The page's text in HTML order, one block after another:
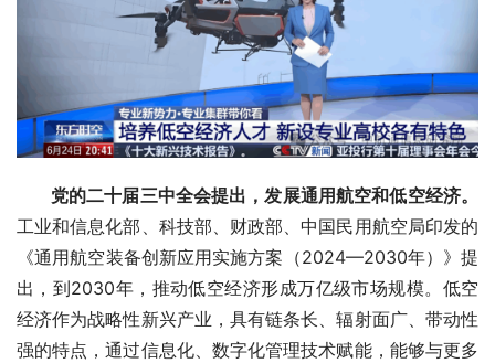
党的二十届三中全会提出，发展通用航空和低空经济。
工业和信息化部、科技部、财政部、中国民用航空局印发的
《通用航空装备创新应用实施方案（2024—2030年）》提
出，到2030年，推动低空经济形成万亿级市场规模。低空
经济作为战略性新兴产业，具有链条长、辐射面广、带动性
强的特点，通过信息化、数字化管理技术赋能，能够与更多